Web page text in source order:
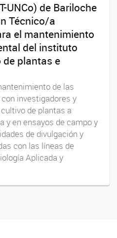
UNCo) de Bariloche
Técnico/a
el mantenimiento
del instituto
plantas e
de las
investigadores y
de plantas a
y en ensayos de campo y
de divulgación y
con las líneas de
Aplicada y